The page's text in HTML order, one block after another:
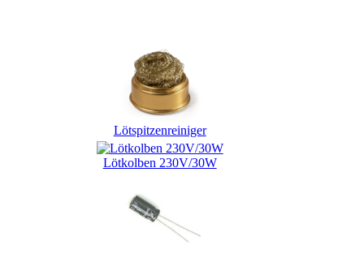
Lötspitzenreiniger
Lötkolben 230V/30W